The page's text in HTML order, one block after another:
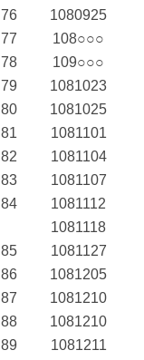
76
1080925
77
108○○○
78
109○○○
79
1081023
80
1081025
81
1081101
82
1081104
83
1081107
84
1081112
1081118
85
1081127
86
1081205
87
1081210
88
1081210
89
1081211